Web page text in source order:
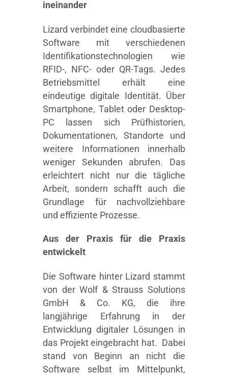
ineinander
Lizard verbindet eine cloudbasierte
Software mit verschiedenen
Identifikationstechnologien wie
RFID-, NFC- oder QR-Tags. Jedes
Betriebsmittel erhält eine
eindeutige digitale Identität. Über
Smartphone, Tablet oder Desktop-
PC lassen sich Prüfhistorien,
Dokumentationen, Standorte und
weitere Informationen innerhalb
weniger Sekunden abrufen.
Das
erleichtert nicht nur die tägliche
Arbeit, sondern schafft auch die
Grundlage für nachvollziehbare
und effiziente Prozesse.
Aus der Praxis für die Praxis
entwickelt
Die Software hinter Lizard stammt
von derWolf &Strauss Solutions
GmbH & Co. KG, die ihre
langjährige Erfahrung in der
Entwicklung digitaler Lösungen in
das Projekt eingebracht hat. Dabei
stand von Beginn an nicht die
Software selbst im Mittelpunkt,